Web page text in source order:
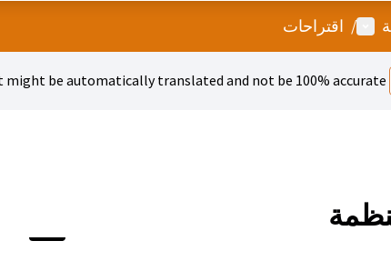
قائمة المستخدم
/ اقتراحات
might be automatically translated and not be 100% accurate.